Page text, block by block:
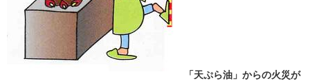
「天ぷら油」からの火災が